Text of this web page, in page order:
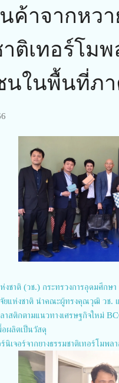
ค้าจากหว
ติเทอร์โม
นในพื้นที่ภ
งชาติ (วช.) กระทรวงการอุดมศึก
ยแห่งชาติ นำคณะผู้ทรงคุณวุฒิ วช.
าสติกตามแนวทางเศรษฐกิจใหม่
อผลิตเป็นวัสดุ
นิเจอร์จากยางธรรมชาติเทอร์โมพล